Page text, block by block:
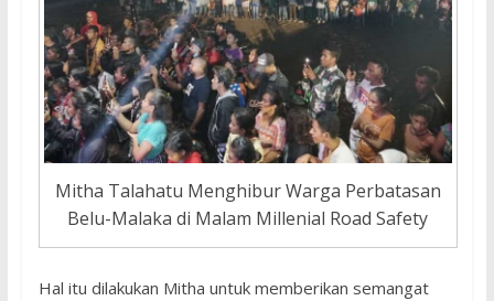
Mitha Talahatu Menghibur Warga Perbatasan
Belu-Malaka di Malam Millenial Road Safety
Hal itu dilakukan Mitha untuk memberikan semangat